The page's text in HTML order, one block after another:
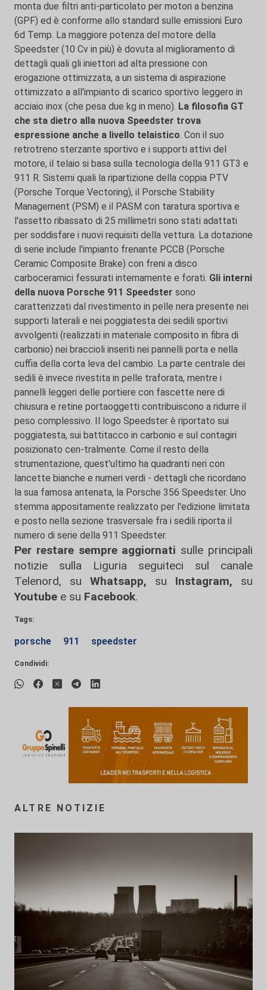
monta due filtri anti-particolato per motori a benzina
(GPF) ed è conforme allo standard sulle emissioni Euro
6d Temp. La maggiore potenza del motore della
Speedster (10 Cv in più) è dovuta al miglioramento di
dettagli quali gli iniettori ad alta pressione con
erogazione ottimizzata, a un sistema di aspirazione
ottimizzato a all'impianto di scarico sportivo leggero in
acciaio inox (che pesa due kg in meno). La filosofia GT
che sta dietro alla nuova Speedster trova
espressione anche a livello telaistico. Con il suo
retrotreno sterzante sportivo e i supporti attivi del
motore, il telaio si basa sulla tecnologia della 911 GT3 e
911 R. Sistemi quali la ripartizione della coppia PTV
(Porsche Torque Vectoring), il Porsche Stability
Management (PSM) e il PASM con taratura sportiva e
l'assetto ribassato di 25 millimetri sono stati adattati
per soddisfare i nuovi requisiti della vettura. La dotazione
di serie include l'impianto frenante PCCB (Porsche
Ceramic Composite Brake) con freni a disco
carboceramici fessurati internamente e forati. Gli interni
della nuova Porsche 911 Speedster sono
caratterizzati dal rivestimento in pelle nera presente nei
supporti laterali e nei poggiatesta dei sedili sportivi
avvolgenti (realizzati in materiale composito in fibra di
carbonio) nei braccioli inseriti nei pannelli porta e nella
cuffia della corta leva del cambio. La parte centrale dei
sedili è invece rivestita in pelle traforata, mentre i
pannelli leggeri delle portiere con fascette nere di
chiusura e retine portaoggetti contribuiscono a ridurre il
peso complessivo. Il logo Speedster è riportato sui
poggiatesta, sui battitacco in carbonio e sul contagiri
posizionato cen-tralmente. Come il resto della
strumentazione, quest'ultimo ha quadranti neri con
lancette bianche e numeri verdi - dettagli che ricordano
la sua famosa antenata, la Porsche 356 Speedster. Uno
stemma appositamente realizzato per l'edizione limitata
e posto nella sezione trasversale fra i sedili riporta il
numero di serie della 911 Speedster.
Per restare sempre aggiornati sulle principali
notizie sulla Liguria seguiteci sul canale
Telenord, su
Whatsapp, su Instagram, su
Youtube e su Facebook.
Tags:
porsche 911 speedster
Condividi:
ALTRE NOTIZIE